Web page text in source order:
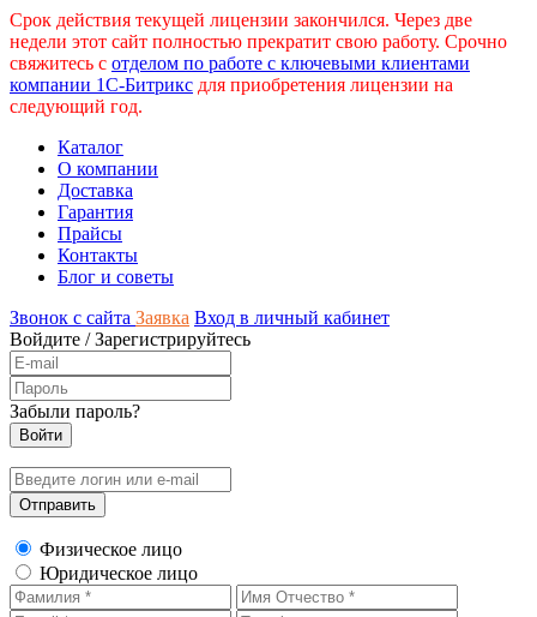
Срок действия текущей лицензии закончился. Через две
недели этот сайт полностью прекратит свою работу. Срочно
свяжитесь с отделом по работе с ключевыми клиентами
компании 1С-Битрикс для приобретения лицензии на
следующий год.
Каталог
О компании
Доставка
Гарантия
Прайсы
Контакты
Блог и советы
Звонок с сайта Заявка Вход в личный кабинет
Войдите /Зарегистрируйтесь
Забыли пароль?
Физическое лицо
Юридическое лицо